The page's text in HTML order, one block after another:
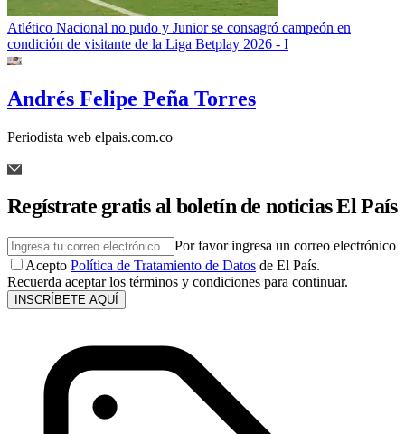
Atlético Nacional no pudo y Junior se consagró campeón en
condición de visitante de la Liga Betplay 2026 - I
Andrés Felipe Peña Torres
Periodista web elpais.com.co
Regístrate gratis al boletín de noticias El País
Por favor ingresa un correo electrónico
Acepto Política de Tratamiento de Datos de El País.
Recuerda aceptar los términos y condiciones para continuar.
INSCRÍBETE AQUÍ